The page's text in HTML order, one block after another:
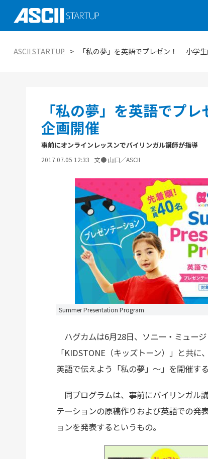
ViennaUP、オーストリア・ウィー
タートアップフェス
社会実装に向けた研究、技術 大学
オープンイノベーション入門：手引
教育
ASCII STARTUP 「私の夢」を英語でプレゼン！ 小学
「私の夢」を英語でプ
企画開催
事前にオンラインレッスンでバイリンガル講師が指導
2017.07.05 12:33 文● 山口／ASCII
Summer Presentation Program
ハグカムは6月28日、ソニー・ミュー
「KIDSTONE（キッズトーン）」と共
英語で伝えよう「私の夢」～」を開催す
同プログラムは、事前にバイリンガル
テーションの原稿作りおよび英語での発
ョンを発表するというもの。